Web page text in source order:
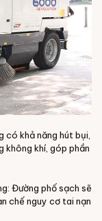
có khả năng hút bụi,
không khí, góp phần
Đường phố sạch sẽ
chế nguy cơ tai nạn